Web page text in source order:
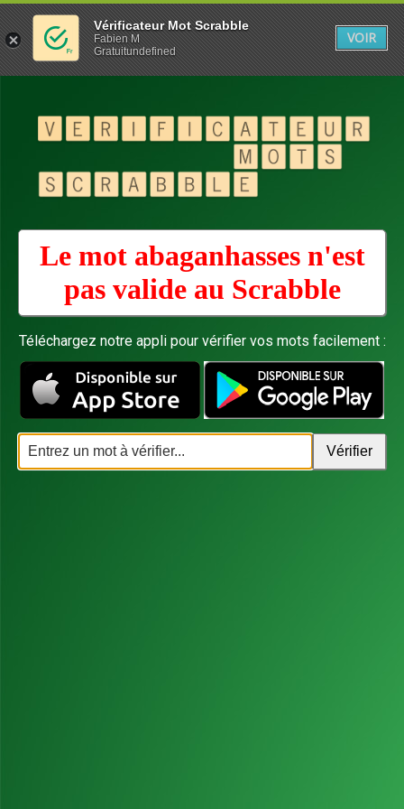
Le mot abaganhasses n'est
pas valide au Scrabble
Téléchargez notre appli pour vérifier vos mots facilement :
Vérificateur Mot Scrabble
Fabien M
Gratuitundefined
VOIR